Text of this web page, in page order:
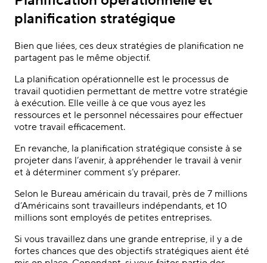
planification stratégique
Bien que liées, ces deux stratégies de planification ne
partagent pas le même objectif.
La planification opérationnelle est le processus de
travail quotidien permettant de mettre votre stratégie
à exécution. Elle veille à ce que vous ayez les
ressources et le personnel nécessaires pour effectuer
votre travail efficacement.
En revanche, la planification stratégique consiste à se
projeter dans l’avenir, à appréhender le travail à venir
et à déterminer comment s’y préparer.
Selon le Bureau américain du travail, près de 7 millions
d’Américains sont travailleurs indépendants, et 10
millions sont employés de petites entreprises.
Si vous travaillez dans une grande entreprise, il y a de
fortes chances que des objectifs stratégiques aient été